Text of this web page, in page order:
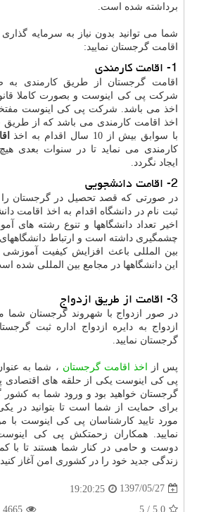
برداشته شده است.
اقامت گرجستان نمایید:
1- اقامت کارمندی
اقامت گرجستان از طریق کارمندی
شرکت پی کی اینوست و بصورت کاملا
اخذ می باشد. شرکت پی کی اینوست
اخذ اقامت کارمندی می باشد که از طریق
با سوابق بیش از 10 سال اقدام به اخذ
کارمندی می نماید تا در سنوات بعدی
ایجاد نگردد.
2- اقامت دانشجویی
در صورتی که قصد تحصیل در گرجستان را
ثبت نام در دانشگاه اقدام به اخذ اقامت
اخیر تعداد دانشگاهها و تنوع رشته های
چشمگیری داشته است و ارتباط دانشگاههای
بین المللی باعث افزایش کیفیت
این دانشگاهها در مجامع بین المللی شده
3- اقامت از طریق ازدواج
در صور ازدواج با شهروند گرجستان شما
ازدواج به دایره ازدواج اداره ثبت
گرجستان نمایید.
پس از اخذ اقامت گرجستان ، شما به
پی کی اینوست یکی از حلقه های
گرجستان خواهید بود و ورود شما به کشور
برای حمایت از شما است تا بتوانید در
مورد تایید کارشناسان پی کی اینوست با
نمایید. همکاران زحمتکش پی کی
دوست و حامی در کنار شما هستند تا با
زندگی جدید خود را در کشوری امن آغاز کنید.
1397/05/27
19:20:25
5.0
/
5
4665